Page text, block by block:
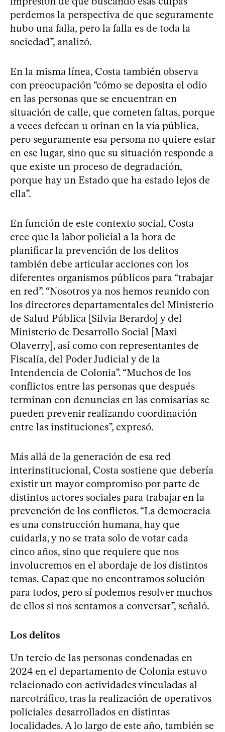
perdemos la perspectiva de que seguramente
hubo una falla, pero la falla es de toda la
sociedad”, analizó.
En la misma línea, Costa también observa
con preocupación “cómo se deposita el odio
en las personas que se encuentran en
situación de calle, que cometen faltas, porque
a veces defecan u orinan en la vía pública,
pero seguramente esa persona no quiere estar
en ese lugar, sino que su situación responde a
que existe un proceso de degradación,
porque hay un Estado que ha estado lejos de
ella”.
En función de este contexto social, Costa
cree que la labor policial a la hora de
planificar la prevención de los delitos
también debe articular acciones con los
diferentes organismos públicos para “trabajar
en red”. “Nosotros ya nos hemos reunido con
los directores departamentales del Ministerio
de Salud Pública [Silvia Berardo] y del
Ministerio de Desarrollo Social [Maxi
Olaverry], así como con representantes de
Fiscalía, del Poder Judicial y de la
Intendencia de Colonia”. “Muchos de los
conflictos entre las personas que después
terminan con denuncias en las comisarías se
pueden prevenir realizando coordinación
entre las instituciones”, expresó.
Más allá de la generación de esa red
interinstitucional, Costa sostiene que debería
existir un mayor compromiso por parte de
distintos actores sociales para trabajar en la
prevención de los conflictos. “La democracia
es una construcción humana, hay que
cuidarla, y no se trata solo de votar cada
cinco años, sino que requiere que nos
involucremos en el abordaje de los distintos
temas. Capaz que no encontramos solución
para todos, pero sí podemos resolver muchos
de ellos si nos sentamos a conversar”, señaló.
Los delitos
Un tercio de las personas condenadas en
2024 en el departamento de Colonia estuvo
relacionado con actividades vinculadas al
narcotráfico, tras la realización de operativos
policiales desarrollados en distintas
localidades. A lo largo de este año, también se